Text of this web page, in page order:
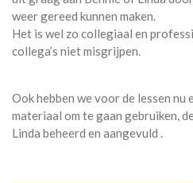
weer gereed kunnen maken.
Het is wel zo collegiaal en
collega’s niet misgrijpen.
Ook hebben we voor de lessen nu
materiaal om te gaan gebruiken,
Linda beheerd en aangevuld .